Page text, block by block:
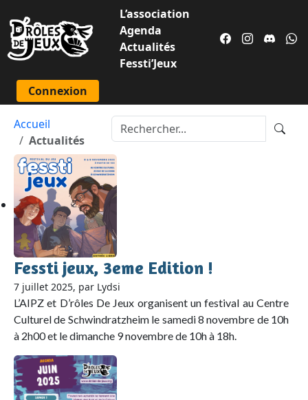
L’association
Agenda
Actualités
Fessti’Jeux
Connexion
Accueil
Actualités
Fessti jeux, 3eme Edition !
7 juillet 2025, par Lydsi
L’AIPZ et D’rôles De Jeux organisent un festival au Centre
Culturel de Schwindratzheim le samedi 8 novembre de 10h
à 2h00 et le dimanche 9 novembre de 10h à 18h.